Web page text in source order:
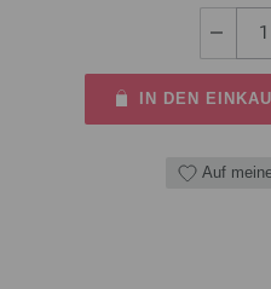
IN DEN
Auf